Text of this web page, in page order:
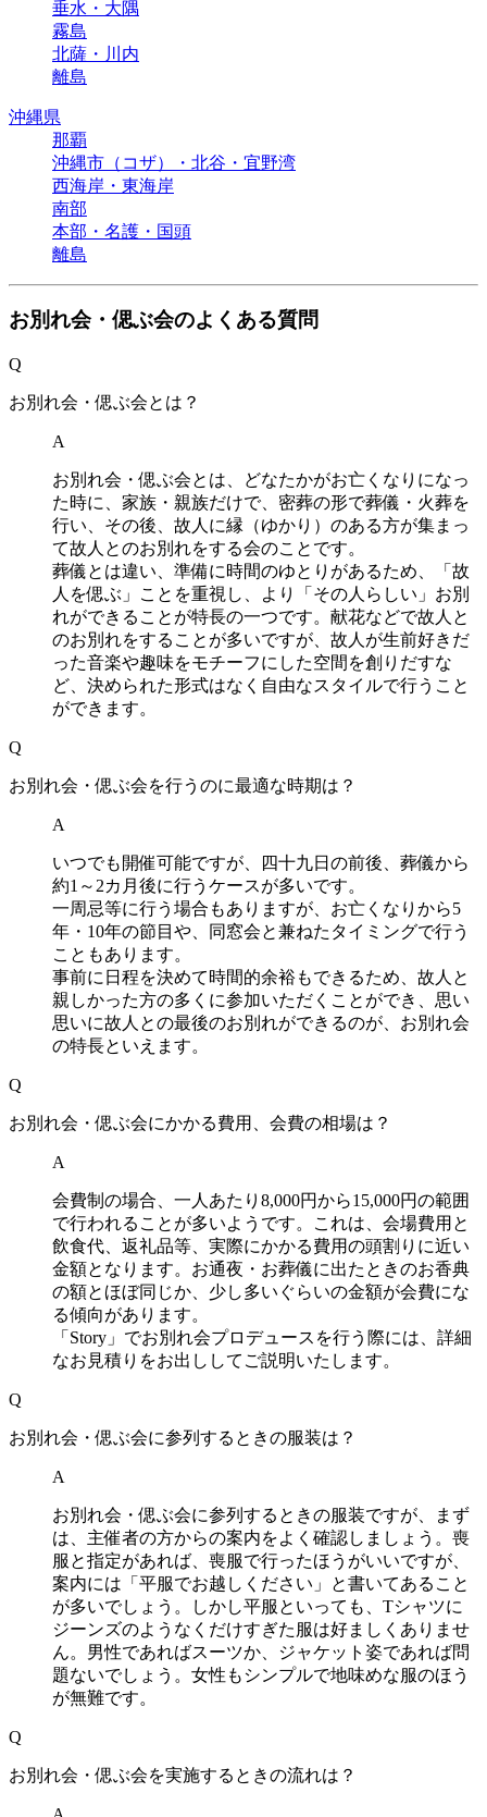
垂水・大隅
霧島
北薩・川内
離島
沖縄県
那覇
沖縄市（コザ）・北谷・宜野湾
西海岸・東海岸
南部
本部・名護・国頭
離島
お別れ会・偲ぶ会のよくある質問
Q
お別れ会・偲ぶ会とは？
A
お別れ会・偲ぶ会とは、どなたかがお亡くなりになっ
た時に、家族・親族だけで、密葬の形で葬儀・火葬を
行い、その後、故人に縁（ゆかり）のある方が集まっ
て故人とのお別れをする会のことです。
葬儀とは違い、準備に時間のゆとりがあるため、「故
人を偲ぶ」ことを重視し、より「その人らしい」お別
れができることが特長の一つです。献花などで故人と
のお別れをすることが多いですが、故人が生前好きだ
った音楽や趣味をモチーフにした空間を創りだすな
ど、決められた形式はなく自由なスタイルで行うこと
ができます。
Q
お別れ会・偲ぶ会を行うのに最適な時期は？
A
いつでも開催可能ですが、四十九日の前後、葬儀から
約1～2カ月後に行うケースが多いです。
一周忌等に行う場合もありますが、お亡くなりから5
年・10年の節目や、同窓会と兼ねたタイミングで行う
こともあります。
事前に日程を決めて時間的余裕もできるため、故人と
親しかった方の多くに参加いただくことができ、思い
思いに故人との最後のお別れができるのが、お別れ会
の特長といえます。
Q
お別れ会・偲ぶ会にかかる費用、会費の相場は？
A
会費制の場合、一人あたり8,000円から15,000円の範囲
で行われることが多いようです。これは、会場費用と
飲食代、返礼品等、実際にかかる費用の頭割りに近い
金額となります。お通夜・お葬儀に出たときのお香典
の額とほぼ同じか、少し多いぐらいの金額が会費にな
る傾向があります。
「Story」でお別れ会プロデュースを行う際には、詳細
なお見積りをお出ししてご説明いたします。
Q
お別れ会・偲ぶ会に参列するときの服装は？
A
お別れ会・偲ぶ会に参列するときの服装ですが、まず
は、主催者の方からの案内をよく確認しましょう。喪
服と指定があれば、喪服で行ったほうがいいですが、
案内には「平服でお越しください」と書いてあること
が多いでしょう。しかし平服といっても、Tシャツに
ジーンズのようなくだけすぎた服は好ましくありませ
ん。男性であればスーツか、ジャケット姿であれば問
題ないでしょう。女性もシンプルで地味めな服のほう
が無難です。
Q
お別れ会・偲ぶ会を実施するときの流れは？